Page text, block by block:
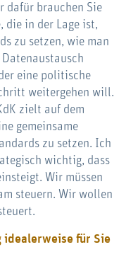
dafür brauchen Sie
die in der Lage ist,
zu setzen, wie man
eine politische
weitergehen will.
zielt auf dem
gemeinsame
zu setzen. Ich
wichtig, dass
Wir müssen
steuern. Wir wollen
idealerweise für Sie